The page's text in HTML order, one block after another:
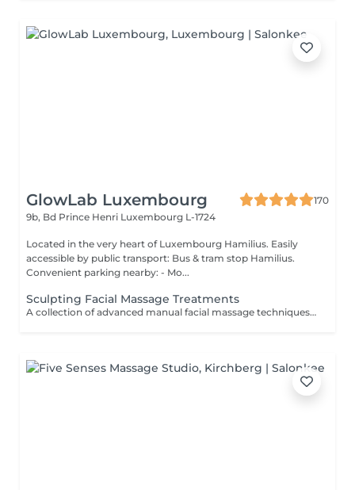
GlowLab Luxembourg
170
9b, Bd Prince Henri Luxembourg L-1724
Located in the very heart of Luxembourg Hamilius. Easily
accessible by public transport: Bus & tram stop Hamilius.
Convenient parking nearby: - Mo...
Sculpting Facial Massage Treatments
A collection of advanced manual facial massage techniques designed to sculpt facial contours, stimulate circulation, and enhance natural lifting effects. These treatments work deeply on facial muscles to release tension, improve lymphatic drainage, and restore a more defined, refreshed appearance while promoting overall skin health and relaxation. Ideal for those seeking natural lifting, facial contouring, and visible skin revitalization without invasive procedures. For optimal results, a course of 5-10 treatments is recommended, performed 12 times per week, followed by regular maintenance. TREATMENT OPTIONS: - Sculpting Face Massage - a 60-minute manual lifting massage focused on facial contouring, muscle relaxation and circulation improvement. - Sculpting Face Massage + Alginate Mask- includes 40 min of sculpting massage followed by a 20-minute alginate mask to hydrate, calm and enhance lifting results. - Extended Sculpting Face Massage + Alginate Mask- includes 60 min of intensive sculpting facial massage combined with a soothing alginate mask for enhanced lifting, contouring and deep relaxation. AVAILABLE ENHANCEMENTS: - Sculpting Facial Massage + Carboxytherapy- a synergistic treatment combining sculpting massage techniques with oxygenating carboxytherapy to enhance circulation, lymphatic drainage, and skin vitality. This combination delivers a natural lifting effect, improves skin tone, and leaves the skin refreshed, plump, and visibly revitalised. BENEFITS: - Improved facial contour and definition - Reduced puffiness and fluid retention - Enhanced circulation and oxygenation - Natural lifting effect - Relaxation of facial muscle tension - Improved skin tone and radiance INDICATIONS: - Loss of facial contour - Puffiness and fluid retention - Muscle tension in the face - Dull or tired-looking skin - Early signs of aging - Desire for natural lifting effect CONTRAINDICATIONS: - Active skin infections or inflammation - Open wounds or damaged skin - Severe skin conditions - Recent invasive procedures (relative) - Acute dental or jaw conditions (for buccal massage) AFTERCARE & RECOMMENDATIONS: - Maintain hydration - Avoid intense facial treatments on the same day - Follow a regular treatment course for best results - Combine with professional skincare for enhanced effect Natural lifting, sculpted contours, and a refreshed, radiant appearance achieved through expert manual techniques.